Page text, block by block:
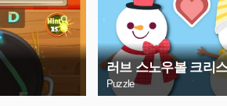
러브 스노우볼 크리
Puzzle